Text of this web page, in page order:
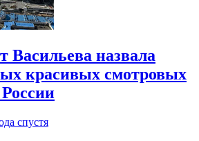
Васильева назвала
красивых смотровых
спустя